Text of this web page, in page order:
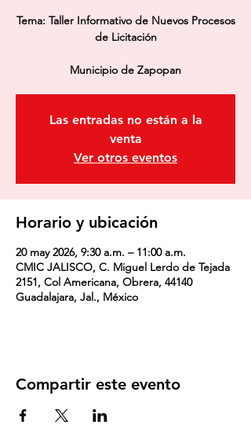
Tema: Taller Informativo de Nuevos Procesos
de Licitación
Municipio de Zapopan
Las entradas no están a la
venta
Ver otros eventos
Horario y ubicación
20 may 2026, 9:30 a.m. – 11:00 a.m.
CMIC JALISCO, C. Miguel Lerdo de Tejada
2151, Col Americana, Obrera, 44140
Guadalajara, Jal., México
Compartir este evento